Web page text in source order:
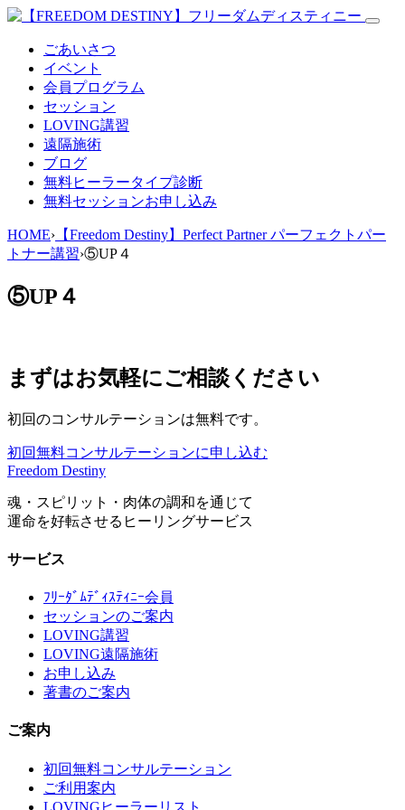
ごあいさつ
イベント
会員プログラム
セッション
LOVING講習
遠隔施術
ブログ
無料ヒーラータイプ診断
無料セッションお申し込み
HOME› 【Freedom Destiny】Perfect Partner パーフェクトパー
トナー講習›⑤UP４
⑤UP４
まずはお気軽にご相談ください
初回のコンサルテーションは無料です。
初回無料コンサルテーションに申し込む
Freedom Destiny
魂・スピリット・肉体の調和を通じて
運命を好転させるヒーリングサービス
サービス
ﾌﾘｰﾀﾞﾑﾃﾞｨｽﾃｨﾆｰ会員
セッションのご案内
LOVING講習
LOVING遠隔施術
お申し込み
著書のご案内
ご案内
初回無料コンサルテーション
ご利用案内
LOVINGヒーラーリスト